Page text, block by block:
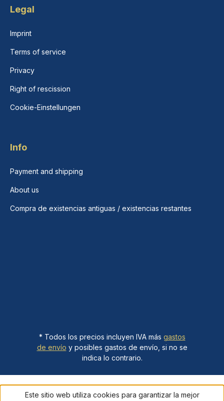
Legal
Imprint
Terms of service
Privacy
Right of rescission
Cookie-Einstellungen
Info
Payment and shipping
About us
Compra de existencias antiguas / existencias restantes
* Todos los precios incluyen IVA más gastos
de envío y posibles gastos de envío, si no se
indica lo contrario.
Este sitio web utiliza cookies para garantizar la mejor